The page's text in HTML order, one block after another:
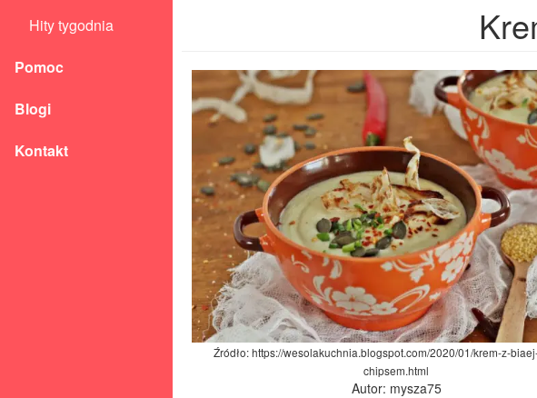
Hity tygodnia
Pomoc
Blogi
Kontakt
Źródło: https://wesolakuchnia.blogspot.com/2020/01/krem-z-
chipsem.html
Autor: mysza75